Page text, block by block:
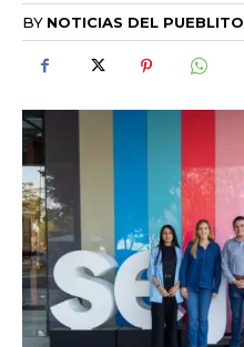
BY NOTICIAS DEL PUEBLITO